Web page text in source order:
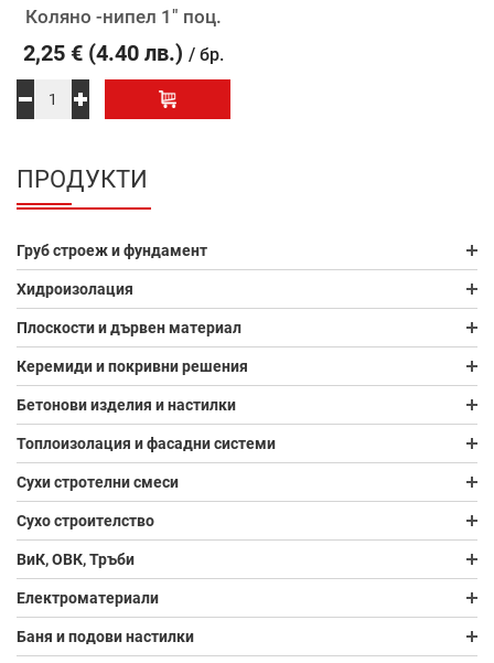
Коляно -нипел 1″ поц.
2,25 € (4.40 лв.) / бр.
ПРОДУКТИ
Груб строеж и фундамент
Хидроизолация
Плоскости и дървен материал
Керемиди и покривни решения
Бетонови изделия и настилки
Топлоизолация и фасадни системи
Сухи стротелни смеси
Сухо строителство
ВиК, ОВК, Тръби
Електроматериали
Баня и подови настилки